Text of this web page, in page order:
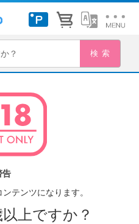
告
テンツになります。
上ですか？